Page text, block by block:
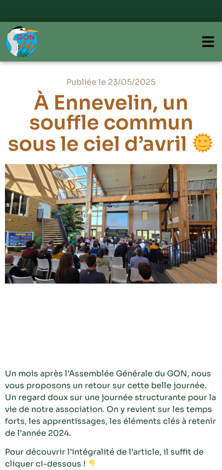
Publiée le 23/05/2025
À Ennevelin, un
souffle commun
sous le ciel d’avril
Un mois après l’Assemblée Générale du GON, nous
vous proposons un retour sur cette belle journée.
Un regard doux sur une journée structurante pour la
vie de notre association. On y revient sur les temps
forts, les apprentissages, les éléments clés à retenir
de l’année 2024.
Pour découvrir l’intégralité de l’article, il suffit de
cliquer ci-dessous !